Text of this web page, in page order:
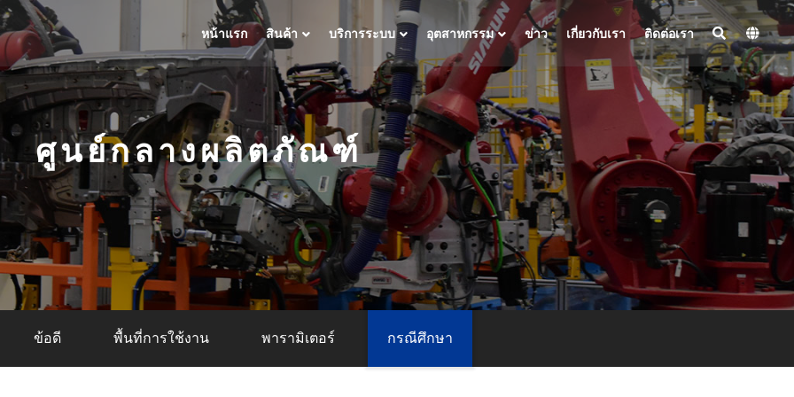
หน้าแรก สินค้า บริการระบบ อุตสาหกรรม ข่าว เกี่ยวกับเรา ติดต่อเรา
ศูนย์กลางผลิตภัณฑ์
ข้อดี พื้นที่การใช้งาน พารามิเตอร์ กรณีศึกษา